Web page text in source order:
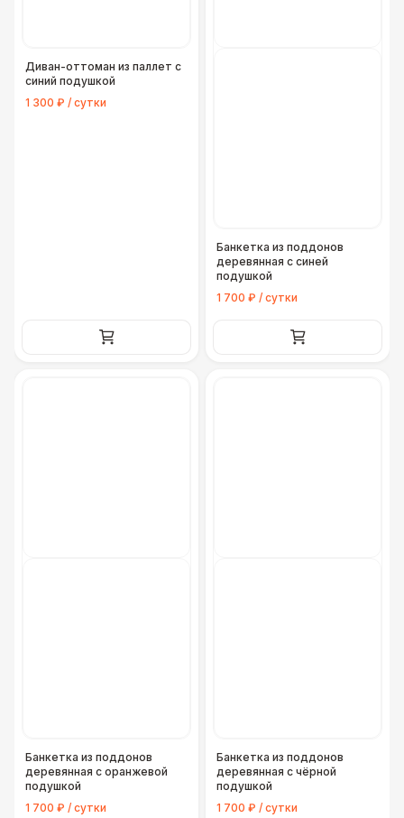
Диван-оттоман из паллет с
синий подушкой
1 300 ₽ / сутки
Банкетка из поддонов
деревянная с синей
подушкой
1 700 ₽ / сутки
Банкетка из поддонов
деревянная с оранжевой
подушкой
1 700 ₽ / сутки
Банкетка из поддонов
деревянная с чёрной
подушкой
1 700 ₽ / сутки